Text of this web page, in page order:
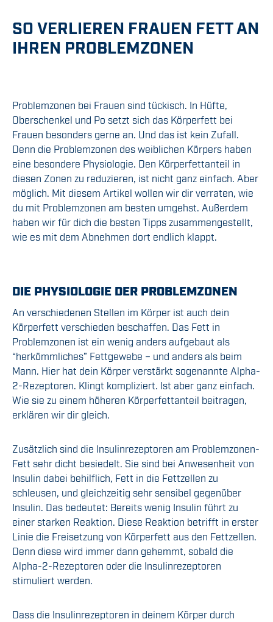
SO VERLIEREN FRAUEN FETT AN
IHREN PROBLEMZONEN
Problemzonen bei Frauen sind tückisch. In Hüfte,
Oberschenkel und Po setzt sich das Körperfett bei
Frauen besonders gerne an. Und das ist kein Zufall.
Denn die Problemzonen des weiblichen Körpers haben
eine besondere Physiologie. Den Körperfettanteil in
diesen Zonen zu reduzieren, ist nicht ganz einfach. Aber
möglich. Mit diesem Artikel wollen wir dir verraten, wie
du mit Problemzonen am besten umgehst. Außerdem
haben wir für dich die besten Tipps zusammengestellt,
wie es mit dem Abnehmen dort endlich klappt.
DIE PHYSIOLOGIE DER PROBLEMZONEN
An verschiedenen Stellen im Körper ist auch dein
Körperfett verschieden beschaffen. Das Fett in
Problemzonen ist ein wenig anders aufgebaut als
“herkömmliches” Fettgewebe – und anders als beim
Mann. Hier hat dein Körper verstärkt sogenannte Alpha-
2-Rezeptoren. Klingt kompliziert. Ist aber ganz einfach.
Wie sie zu einem höheren Körperfettanteil beitragen,
erklären wir dir gleich.
Zusätzlich sind die Insulinrezeptoren am Problemzonen-
Fett sehr dicht besiedelt. Sie sind bei Anwesenheit von
Insulin dabei behilflich, Fett in die Fettzellen zu
schleusen, und gleichzeitig sehr sensibel gegenüber
Insulin. Das bedeutet: Bereits wenig Insulin führt zu
einer starken Reaktion. Diese Reaktion betrifft in erster
Linie die Freisetzung von Körperfett aus den Fettzellen.
Denn diese wird immer dann gehemmt, sobald die
Alpha-2-Rezeptoren oder die Insulinrezeptoren
stimuliert werden.
Dass die Insulinrezeptoren in deinem Körper durch